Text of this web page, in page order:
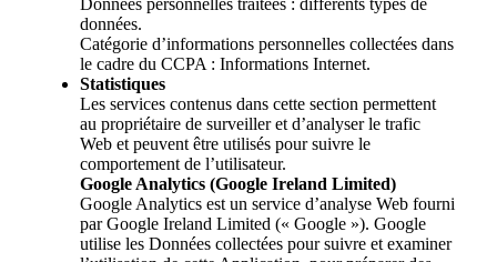
Données personnelles traitées : différents types de
données.
Catégorie d’informations personnelles collectées dans
le cadre du CCPA : Informations Internet.
Statistiques
Les services contenus dans cette section permettent
au propriétaire de surveiller et d’analyser le trafic
Web et peuvent être utilisés pour suivre le
comportement de l’utilisateur.
Google Analytics (Google Ireland Limited)
Google Analytics est un service d’analyse Web fourni
par Google Ireland Limited (« Google »). Google
utilise les Données collectées pour suivre et examiner